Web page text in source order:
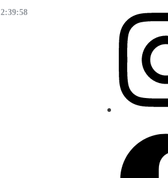
2:39:59